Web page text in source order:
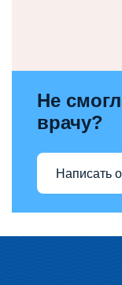
Не
врачу?
Написать